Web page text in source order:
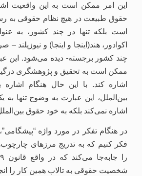
این امر ممکن است به این واقعیت
حقوق طبیعت در هیچ نظام حقوقی به
است بلکه تنها در چند کشور، به
اکوادور، هند(اینجا و اینجا) و نیوزیلند –
چند کشور برجسته- دیده می‌شود. این
ممکن است به تحقیق و پژوهشگری
اشاره کند. با این حال هنگام
بین‌الملل، این عبارت به وضوح تنها به
اشاره نمی‌کند بلکه به خود حقوق
در هنگام تفکر در مورد واژه
فکر کنیم که به تدریج مرزهای
شخصیت حقوقی به تالاب همین کار را